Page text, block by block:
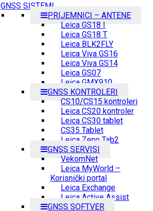
GNSS SISTEMI
PRIJEMNICI – ANTENE
Leica GS18 I
Leica GS18 T
Leica BLK2FLY
Leica Viva GS16
Leica Viva GS14
Leica GS07
Leica GMX910
GNSS KONTROLERI
CS10/CS15 kontroleri
Leica CS20 kontroler
Leica CS30 tablet
CS35 Tablet
Leica Zeno Tab2
GNSS SERVISI
VekomNet
Leica MyWorld –
Korisnički portal
Leica Exchange
Leica Active Assist
GNSS SOFTVER